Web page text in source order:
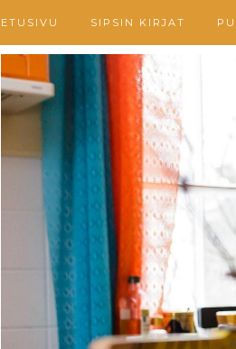
ETUSIVU SIPSIN KIRJAT